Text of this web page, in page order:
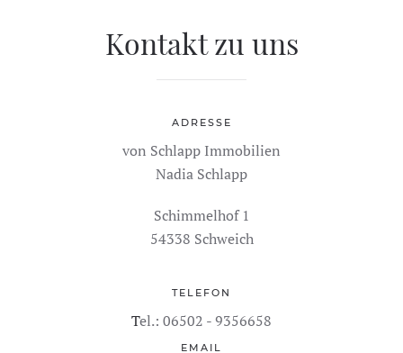
Kontakt zu uns
ADRESSE
von Schlapp Immobilien
Nadia Schlapp
Schimmelhof 1
54338 Schweich
TELEFON
Tel.: 06502 - 9356658
EMAIL